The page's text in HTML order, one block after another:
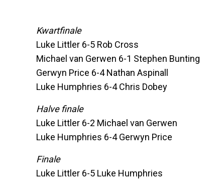
Kwartfinale
Luke Littler 6-5 Rob Cross
Michael van Gerwen 6-1 Stephen Bunting
Gerwyn Price 6-4 Nathan Aspinall
Luke Humphries 6-4 Chris Dobey
Halve finale
Luke Littler 6-2 Michael van Gerwen
Luke Humphries 6-4 Gerwyn Price
Finale
Luke Littler 6-5 Luke Humphries